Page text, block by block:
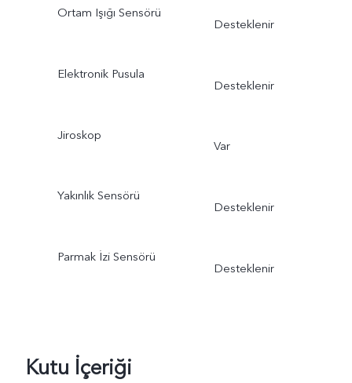
Ortam Işığı Sensörü
Desteklenir
Elektronik Pusula
Desteklenir
Jiroskop
Var
Yakınlık Sensörü
Desteklenir
Parmak İzi Sensörü
Desteklenir
Kutu İçeriği